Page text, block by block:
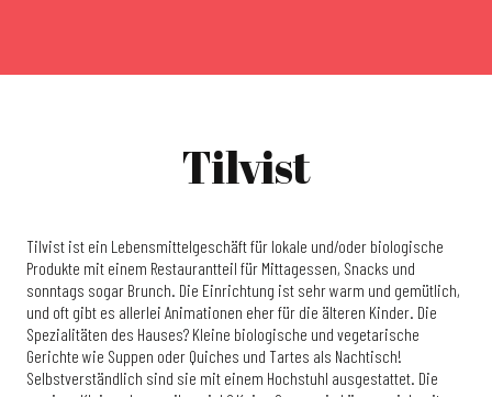
Tilvist
Tilvist ist ein Lebensmittelgeschäft für lokale und/oder biologische
Produkte mit einem Restaurantteil für Mittagessen, Snacks und
sonntags sogar Brunch. Die Einrichtung ist sehr warm und gemütlich,
und oft gibt es allerlei Animationen eher für die älteren Kinder. Die
Spezialitäten des Hauses? Kleine biologische und vegetarische
Gerichte wie Suppen oder Quiches und Tartes als Nachtisch!
Selbstverständlich sind sie mit einem Hochstuhl ausgestattet. Die